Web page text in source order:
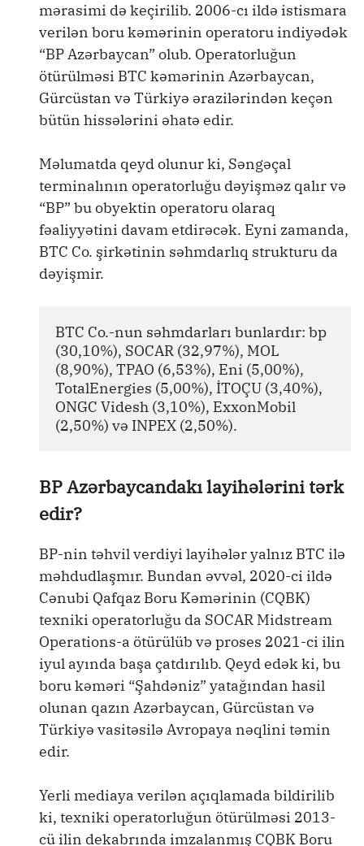
mərasimi də keçirilib. 2006-cı ildə istismara
verilən boru kəmərinin operatoru indiyədək
“BP Azərbaycan” olub. Operatorluğun
ötürülməsi BTC kəmərinin Azərbaycan,
Gürcüstan və Türkiyə ərazilərindən keçən
bütün hissələrini əhatə edir.
Məlumatda qeyd olunur ki, Səngəçal
terminalının operatorluğu dəyişməz qalır və
“BP” bu obyektin operatoru olaraq
fəaliyyətini davam etdirəcək. Eyni zamanda,
BTC Co. şirkətinin səhmdarlıq strukturu da
dəyişmir.
BTC Co.-nun səhmdarları bunlardır: bp
(30,10%), SOCAR (32,97%), MOL
(8,90%), TPAO (6,53%), Eni (5,00%),
TotalEnergies (5,00%), İTOÇU (3,40%),
ONGC Videsh (3,10%), ExxonMobil
(2,50%) və INPEX (2,50%).
BP Azərbaycandakı layihələrini tərk
edir?
BP-nin təhvil verdiyi layihələr yalnız BTC ilə
məhdudlaşmır. Bundan əvvəl, 2020-ci ildə
Cənubi Qafqaz Boru Kəmərinin (CQBK)
texniki operatorluğu da SOCAR Midstream
Operations-a ötürülüb və proses 2021-ci ilin
iyul ayında başa çatdırılıb. Qeyd edək ki, bu
boru kəməri “Şahdəniz” yatağından hasil
olunan qazın Azərbaycan, Gürcüstan və
Türkiyə vasitəsilə Avropaya nəqlini təmin
edir.
Yerli mediaya verilən açıqlamada bildirilib
ki, texniki operatorluğun ötürülməsi 2013-
cü ilin dekabrında imzalanmış CQBK Boru